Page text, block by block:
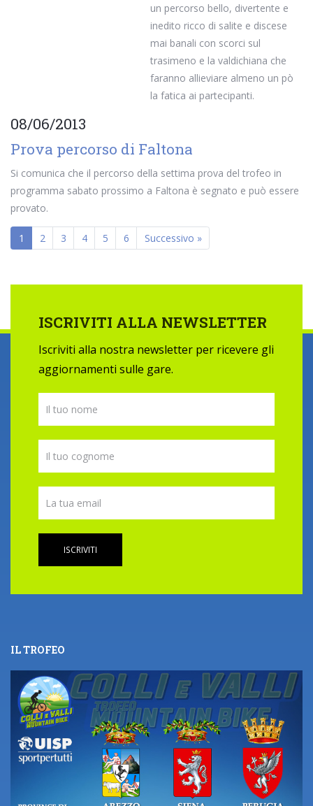
un percorso bello, divertente e
inedito ricco di salite e discese
mai banali con scorci sul
trasimeno e la valdichiana che
faranno allieviare almeno un pò
la fatica ai partecipanti.
08/06/2013
Prova percorso di Faltona
Si comunica che il percorso della settima prova del trofeo in
programma sabato prossimo a Faltona è segnato e può essere
provato.
1 2 3 4 5 6 Successivo »
ISCRIVITI ALLA NEWSLETTER
Iscriviti alla nostra newsletter per ricevere gli
aggiornamenti sulle gare.
ISCRIVITI
IL TROFEO